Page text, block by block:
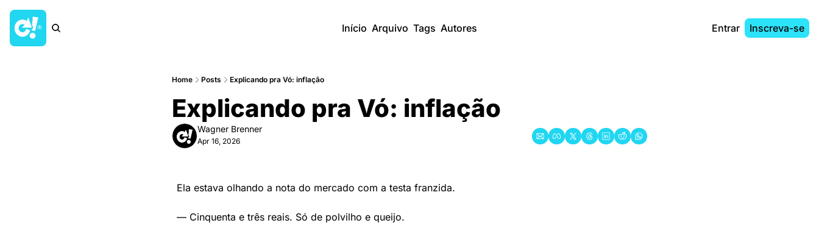
Início Arquivo Tags Autores Entrar Inscreva-se
Home Posts Explicando pra Vó: inflação
Explicando pra Vó: inflação
Wagner Brenner
Apr 16, 2026
Ela estava olhando a nota do mercado com a testa franzida.
— Cinquenta e três reais. Só de polvilho e queijo.